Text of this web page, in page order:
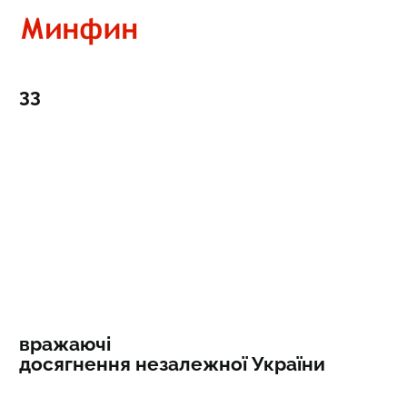
вражаючі
досягнення незалежної України
33